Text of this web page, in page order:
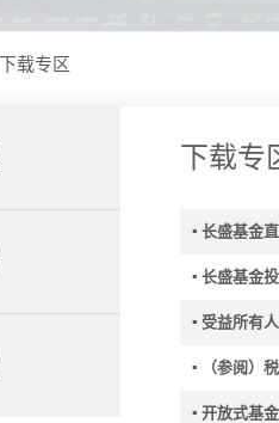
下载专区
下载专
▪ 长盛基金
▪ 长盛基金
▪ 受益所有
▪ （参阅）
▪ 开放式基